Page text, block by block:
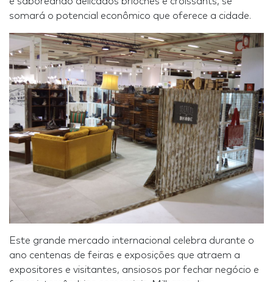
somará o potencial econômico que oferece a cidade.
Este grande mercado internacional celebra durante o
ano centenas de feiras e exposições que atraem a
expositores e visitantes, ansiosos por fechar negócio e